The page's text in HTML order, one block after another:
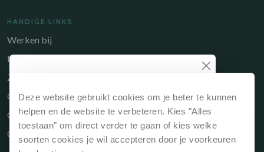
Deze website gebruikt cookies om je beter te kunnen
helpen en de website te verbeteren. Kies "Alles
toestaan" om direct verder te gaan of kies welke
soorten cookies je wil accepteren door je voorkeuren
Waarom direct boeken?
Reserveert je jouw verblijf via onze website of
rechtstreeks bij de receptie dan is dit altijd het
voordeligst
HANDIGE LINKS
Werken bij
Long-Stay
Zakelijk
Owners Portal
Cadeaubon
Contact